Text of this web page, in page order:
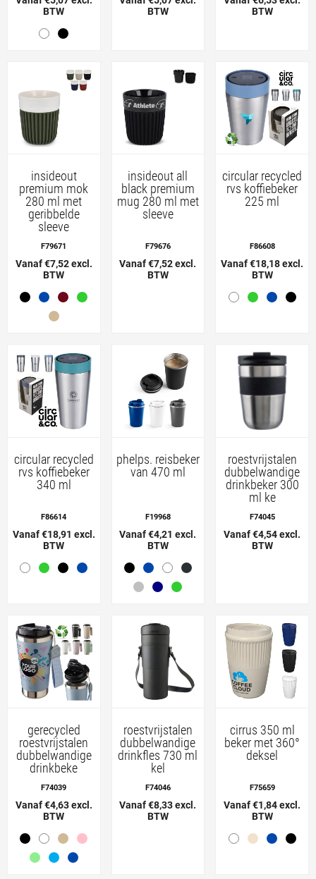
BTW
BTW
BTW
insideout
premium mok
280 ml met
geribbelde
sleeve
F79671
Vanaf €7,52 excl.
BTW
insideout all
black premium
mug 280 ml met
sleeve
F79676
Vanaf €7,52 excl.
BTW
circular recycled
rvs koffiebeker
225 ml
F86608
Vanaf €18,18 excl.
BTW
circular recycled
rvs koffiebeker
340 ml
F86614
Vanaf €18,91 excl.
BTW
phelps. reisbeker
van 470 ml
F19968
Vanaf €4,21 excl.
BTW
roestvrijstalen
dubbelwandige
drinkbeker 300
ml ke
F74045
Vanaf €4,54 excl.
BTW
gerecycled
roestvrijstalen
dubbelwandige
drinkbeke
F74039
Vanaf €4,63 excl.
BTW
roestvrijstalen
dubbelwandige
drinkfles 730 ml
kel
F74046
Vanaf €8,33 excl.
BTW
cirrus 350 ml
beker met 360°
deksel
F75659
Vanaf €1,84 excl.
BTW